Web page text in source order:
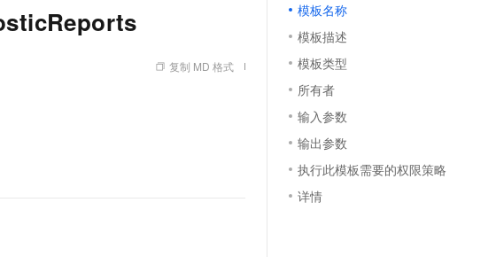
复制 MD 格式
模板名称
模板描述
模板类型
所有者
输入参数
输出参数
执行此模板需要的权限策略
详情